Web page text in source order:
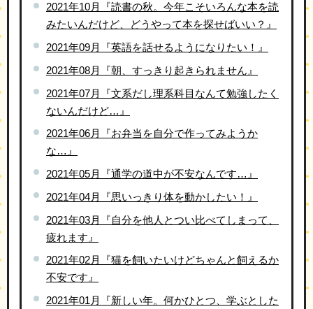
2021年10月『読書の秋。今年こそいろんな本を読
みたいんだけど、どうやって本を探せばいい？』
2021年09月『英語を話せるようになりたい！』
2021年08月『朝、すっきり起きられません』
2021年07月『文系だし理系科目なんて勉強したく
ないんだけど…』
2021年06月『お弁当を自分で作ってみようか
な…』
2021年05月『通学の道中が不安なんです…』
2021年04月『思いっきり体を動かしたい！』
2021年03月『自分を他人とつい比べてしまって、
疲れます』
2021年02月『猫を飼いたいけどちゃんと飼えるか
不安です』
2021年01月『新しい年。何かひとつ、学ぶとした